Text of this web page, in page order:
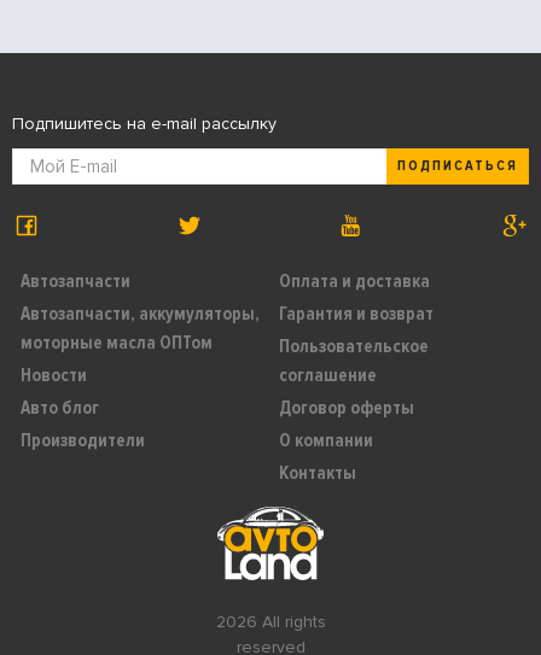
2026 All rights
reserved
Автозапчасти
Автозапчасти, аккумуляторы,
моторные масла ОПТом
Новости
Авто блог
Производители
Оплата и доставка
Гарантия и возврат
Пользовательское
соглашение
Договор оферты
О компании
Контакты
Подпишитесь на e-mail рассылку
ПОДПИСАТЬСЯ